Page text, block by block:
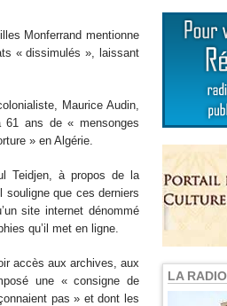
Monferrand mentionne
« dissimulés », laissant
Maurice Audin,
61 ans de « mensonges
» en Algérie.
Teidjen, à propos de la
souligne que ces derniers
site internet dénommé
qu’il met en ligne.
accès aux archives, aux
une « consigne de
pas » et dont les
LA